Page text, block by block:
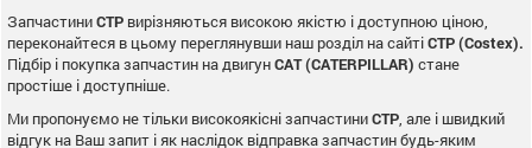
ЗапчастиниCTP вирізняються високою якістю і доступною ціною,
переконайтеся в цьому переглянувши наш розділ на сайтіCTP (Costex).
Підбір і покупка запчастин на двигунCAT (CATERPILLAR) стане
простіше і доступніше.
Ми пропонуємо не тільки високоякісні запчастиниCTP , але і швидкий
відгук на Ваш запит і як наслідок відправка запчастин будь-яким